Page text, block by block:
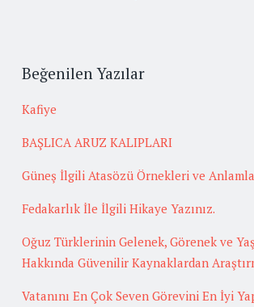
Beğenilen Yazılar
Kafiye
BAŞLICA ARUZ KALIPLARI
Güneş İlgili Atasözü Örnekleri ve
Fedakarlık İle İlgili Hikaye Yazınız.
Oğuz Türklerinin Gelenek, Görenek ve
Hakkında Güvenilir Kaynaklardan
Vatanını En Çok Seven Görevini En İyi